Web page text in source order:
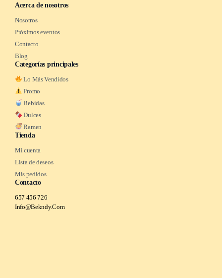
Acerca de nosotros
Nosotros
Próximos eventos
Contacto
Blog
Categorías principales
Lo Más Vendidos
Promo
Bebidas
Dulces
Ramen
Tienda
Mi cuenta
Lista de deseos
Mis pedidos
Contacto
657 456 726
Info@Bekndy.Com